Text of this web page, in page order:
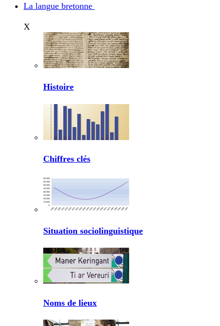
La langue bretonne
X
Histoire
Chiffres clés
Situation sociolinguistique
Noms de lieux